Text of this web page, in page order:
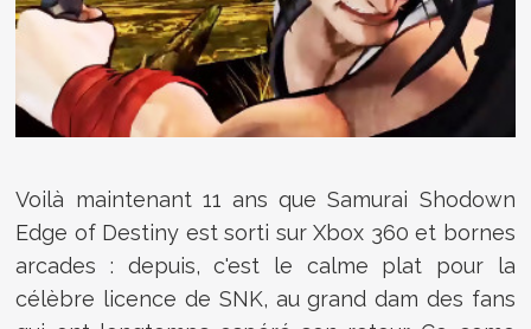
Voilà maintenant 11 ans que Samurai Shodown
Edge of Destiny est sorti sur Xbox 360 et bornes
arcades : depuis, c'est le calme plat pour la
célèbre licence de SNK, au grand dam des fans